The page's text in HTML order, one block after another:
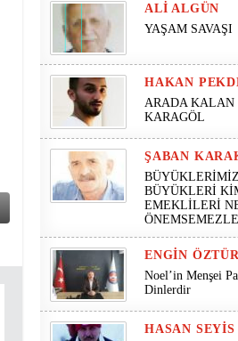
ALI ALGÜN
YAŞAM SAVAŞI
HAKAN
ARADA KALAN
KARAGÖL
ŞABAN
BÜYÜKLERİ
EMEKLİLERİ
ENGIN
Noel’in Menşei
Dinlerdir
HASAN SEYİS